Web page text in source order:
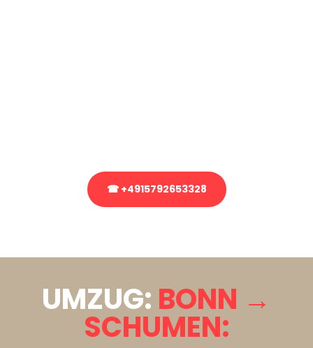
☎ +4915792653328
UMZUG: BONN →
SCHUMEN: